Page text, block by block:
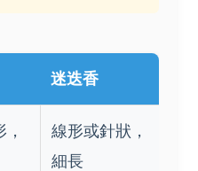
迷迭香
線形或針狀，
細長